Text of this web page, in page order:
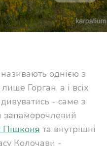
однією з
Горган, а і всіх
- саме з
запаморочлевий
Пішконя та внутрішні
Колочави -